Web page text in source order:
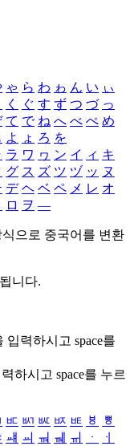
ゃ ら わ ゎ ん い ぃ
く ぐ す ず つ づ っ
て で ね へ べ ぺ め
よ ょ ろ を
ラ ワ ヮ ン イ ィ キ
グ ス ズ ツ ヅ ッ ヌ
デ ヘ ベ ペ メ レ オ
ロ ヲ ―
으로 중국어를 변환
니다.
입력하시고 space를
하시고 space를 누르
ㅳ ㅴ ㅵ ㅶ ㅷ ㅸ
ㅹ
ㆈ ㆉ ㆊ ㆋ ㆌ ㆍ
ㆎ